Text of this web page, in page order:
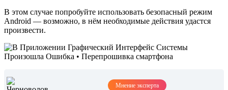
В этом случае попробуйте использовать безопасный режим
Android — возможно, в нём необходимые действия удастся
произвести.
Мнение эксперта